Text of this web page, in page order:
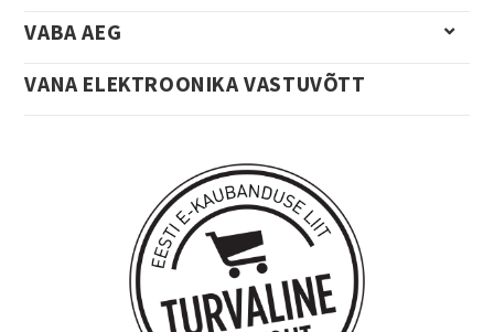
VABA AEG
VANA ELEKTROONIKA VASTUVÕTT